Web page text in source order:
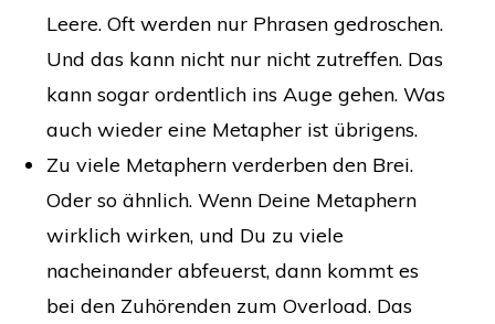
Leere. Oft werden nur Phrasen gedroschen.
Und das kann nicht nur nicht zutreffen. Das
kann sogar ordentlich ins Auge gehen. Was
auch wieder eine Metapher ist übrigens.
Zu viele Metaphern verderben den Brei.
Oder so ähnlich. Wenn Deine Metaphern
wirklich wirken, und Du zu viele
nacheinander abfeuerst, dann kommt es
bei den Zuhörenden zum Overload. Das